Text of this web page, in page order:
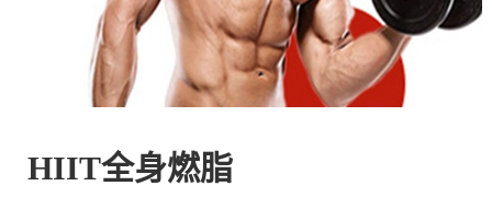
有
HIIT全身燃脂